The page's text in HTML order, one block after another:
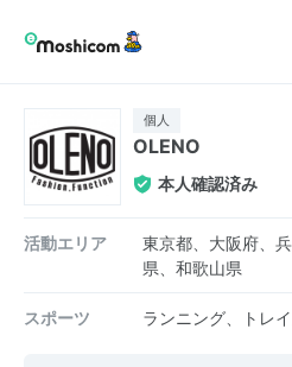
個人
OLENO
本人確認済み
活動エリア
東京都、大阪府、
県、和歌山県
スポーツ ランニング、トレ